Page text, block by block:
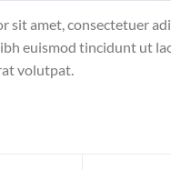
sit amet, consectetuer
euismod tincidunt ut
volutpat.